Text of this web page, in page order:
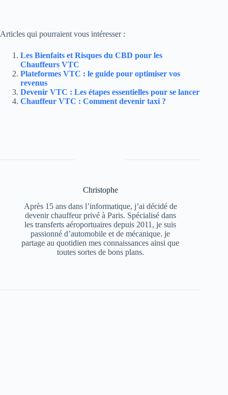
Articles qui pourraient vous intéresser :
Les Bienfaits et Risques du CBD pour les
Chauffeurs VTC
Plateformes VTC : le guide pour optimiser vos
revenus
Devenir VTC : Les étapes essentielles pour se lancer
Chauffeur VTC : Comment devenir taxi ?
Christophe
Après 15 ans dans l’informatique, j’ai décidé de
devenir chauffeur privé à Paris. Spécialisé dans
les transferts aéroportuaires depuis 2011, je suis
passionné d’automobile et de mécanique. je
partage au quotidien mes connaissances ainsi que
toutes sortes de bons plans.